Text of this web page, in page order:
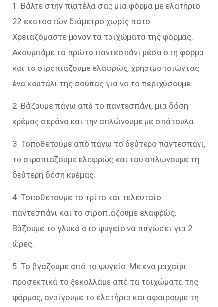
1. Βάλτε στην πιατέλα σας μια φόρμα με ελατήριο
22 εκατοστών διάμετρο χωρίς πάτο.
Χρειαζόμαστε μόνον τα τοιχώματα της φόρμας.
Ακουμπάμε το πρώτο παντεσπάνι μέσα στη φόρμα
και το σιροπιάζουμε ελαφρώς, χρησιμοποιώντας
ένα κουτάλι της σούπας για να το περιχύσουμε.
2. Βάζουμε πάνω από το παντεσπάνι, μια δόση
κρέμας σεράνο και την απλώνουμε με σπάτουλα.
3. Τοποθετούμε από πάνω το δεύτερο παντεσπάνι,
το σιροπιάζουμε ελαφρώς και του απλώνουμε τη
δεύτερη δόση κρέμας.
4. Τοποθετούμε το τρίτο και τελευταίο
παντεσπάνι και το σιροπιάζουμε ελαφρώς.
Βάζουμε το γλυκό στο ψυγείο να παγώσει για 2
ώρες.
5. Το βγάζουμε από το ψυγείο. Με ένα μαχαίρι
προσεκτικά το ξεκολλάμε από τα τοιχώματα της
φόρμας, ανοίγουμε το ελατήριο και αφαιρούμε τη